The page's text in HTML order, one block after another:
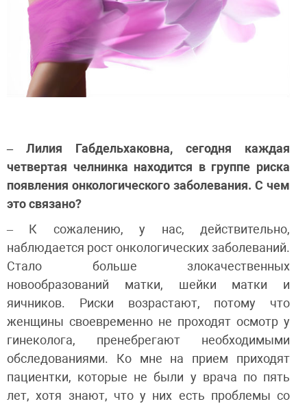
– Лилия Габдельхаковна, сегодня каждая
четвертая челнинка находится в группе риска
появления онкологического заболевания. С чем
это связано?
– К сожалению, у нас, действительно,
наблюдается рост онкологических заболеваний.
Стало больше злокачественных
новообразований матки, шейки матки и
яичников. Риски возрастают, потому что
женщины своевременно не проходят осмотр у
гинеколога, пренебрегают необходимыми
обследованиями. Ко мне на прием приходят
пациентки, которые не были у врача по пять
лет, хотя знают, что у них есть проблемы со